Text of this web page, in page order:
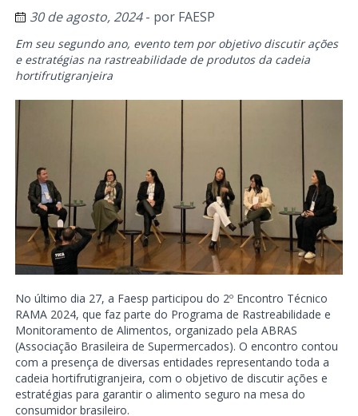
30 de agosto, 2024- por FAESP
Em seu segundo ano, evento tem por objetivo discutir ações
e estratégias na rastreabilidade de produtos da cadeia
hortifrutigranjeira
No último dia 27, a Faesp participou do 2º Encontro Técnico
RAMA 2024, que faz parte do Programa de Rastreabilidade e
Monitoramento de Alimentos, organizado pela ABRAS
(Associação Brasileira de Supermercados). O encontro contou
com a presença de diversas entidades representando toda a
cadeia hortifrutigranjeira, com o objetivo de discutir ações e
estratégias para garantir o alimento seguro na mesa do
consumidor brasileiro.